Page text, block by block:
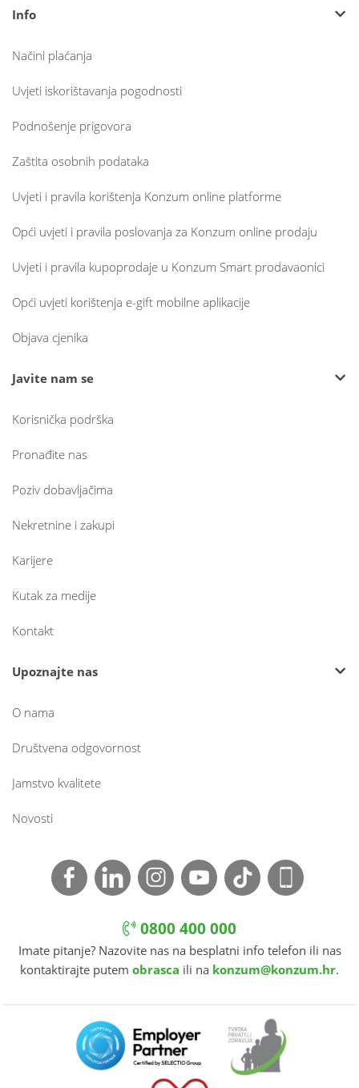
Info
Načini plaćanja
Uvjeti iskorištavanja pogodnosti
Podnošenje prigovora
Zaštita osobnih podataka
Uvjeti i pravila korištenja Konzum online platforme
Opći uvjeti i pravila poslovanja za Konzum online prodaju
Uvjeti i pravila kupoprodaje u Konzum Smart prodavaonici
Opći uvjeti korištenja e-gift mobilne aplikacije
Objava cjenika
Javite nam se
Korisnička podrška
Pronađite nas
Poziv dobavljačima
Nekretnine i zakupi
Karijere
Kutak za medije
Kontakt
Upoznajte nas
O nama
Društvena odgovornost
Jamstvo kvalitete
Novosti
0800 400 000
Imate pitanje? Nazovite nas na besplatni info telefon ili nas
kontaktirajte putem obrasca ili na konzum@konzum.hr.